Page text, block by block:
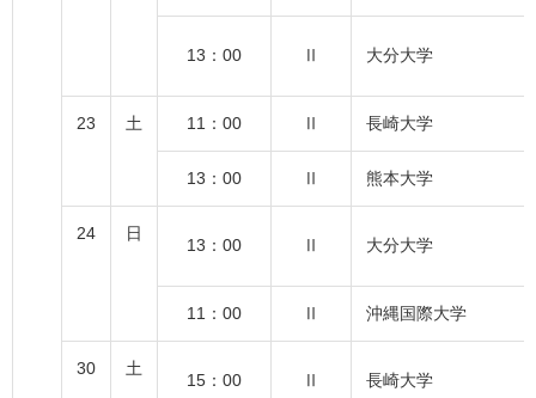
13：00 Ⅱ 大分大学
23 土 11：00 Ⅱ 長崎大学
13：00 Ⅱ 熊本大学
24 日
13：00 Ⅱ 大分大学
11：00 Ⅱ 沖縄国際大学
30 土
15：00 Ⅱ 長崎大学